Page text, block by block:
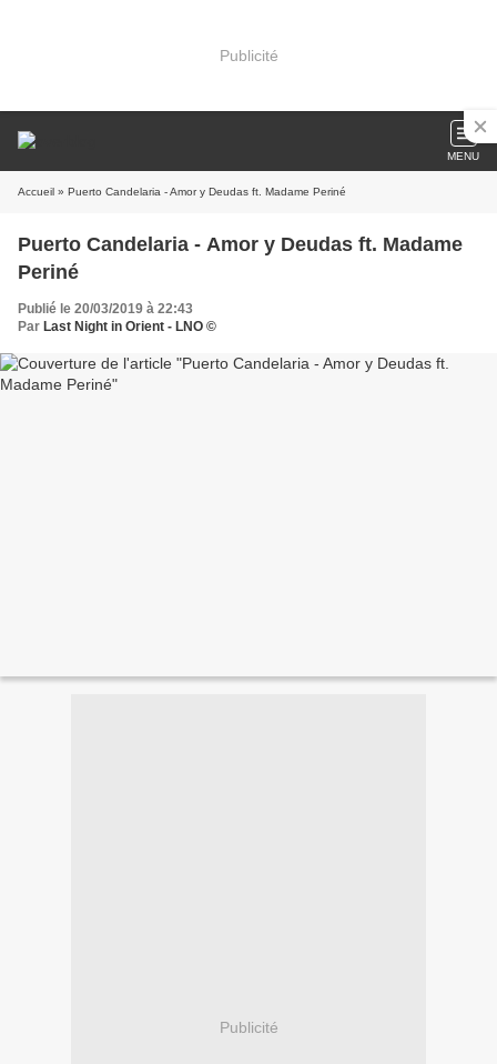
Publicité
MENU
Accueil » Puerto Candelaria - Amor y Deudas ft. Madame Periné
Puerto Candelaria - Amor y Deudas ft. Madame
Periné
Publié le 20/03/2019 à 22:43
Par Last Night in Orient - LNO ©
Publicité